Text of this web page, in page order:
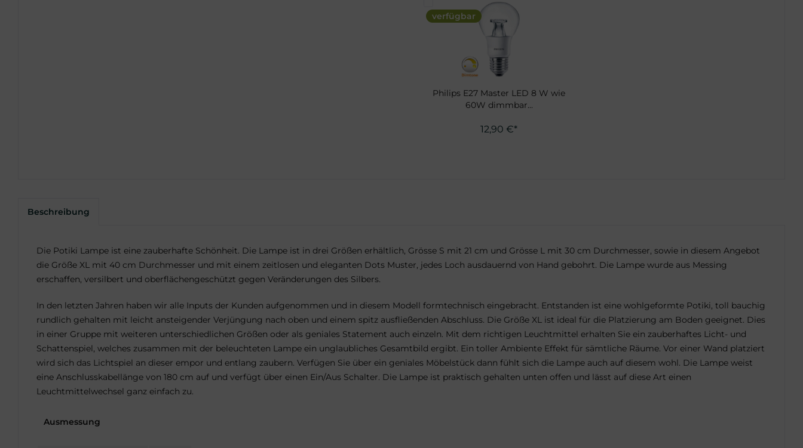
verfügbar
Philips E27 Master LED 8 W wie
60W dimmbar...
12,90 €*
Beschreibung
Die Potiki Lampe ist eine zauberhafte Schönheit. Die Lampe ist in drei Größen erhältlich, Grösse S mit 21 cm und Grösse L mit 30 cm Durchmesser, sowie in diesem Angebot
die Größe XL mit 40 cm Durchmesser und mit einem zeitlosen und eleganten Dots Muster, jedes Loch ausdauernd von Hand gebohrt. Die Lampe wurde aus Messing
erschaffen, versilbert und oberflächengeschützt gegen Veränderungen des Silbers.
In den letzten Jahren haben wir alle Inputs der Kunden aufgenommen und in diesem Modell formtechnisch eingebracht. Entstanden ist eine wohlgeformte Potiki, toll bauchig
rundlich gehalten mit leicht ansteigender Verjüngung nach oben und einem spitz ausfließenden Abschluss. Die Größe XL ist ideal für die Platzierung am Boden geeignet. Dies
in einer Gruppe mit weiteren unterschiedlichen Größen oder als geniales Statement auch einzeln. Mit dem richtigen Leuchtmittel erhalten Sie ein zauberhaftes Licht- und
Schattenspiel, welches zusammen mit der beleuchteten Lampe ein unglaubliches Gesamtbild ergibt. Ein toller Ambiente Effekt für sämtliche Räume. Vor einer Wand platziert
wird sich das Lichtspiel an dieser empor und entlang zaubern. Verfügen Sie über ein geniales Möbelstück dann fühlt sich die Lampe auch auf diesem wohl. Die Lampe weist
eine Anschlusskabellänge von 180 cm auf und verfügt über einen Ein/Aus Schalter. Die Lampe ist praktisch gehalten unten offen und lässt auf diese Art einen
Leuchtmittelwechsel ganz einfach zu.
Ausmessung